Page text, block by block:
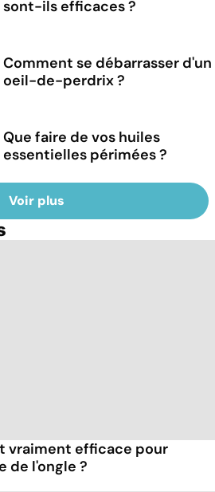
sont-ils efficaces ?
Comment se débarrasser d'un
oeil-de-perdrix ?
Que faire de vos huiles
essentielles périmées ?
Voir plus
vraiment efficace pour
de l'ongle ?